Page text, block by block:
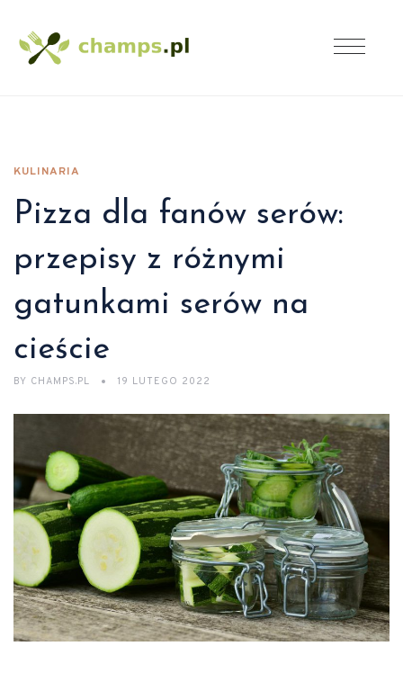
KULINARIA
Pizza dla fanów serów:
przepisy z różnymi
gatunkami serów na
cieście
BY CHAMPS.PL 19 LUTEGO 2022